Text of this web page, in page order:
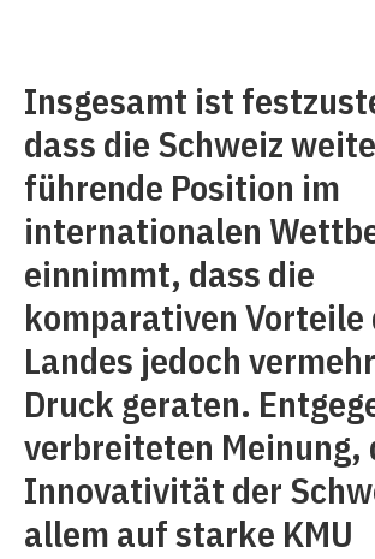
Insgesamt ist
dass die Schweiz
führende Position im
internationalen
einnimmt, dass die
komparativen Vorteile
Landes jedoch
Druck geraten.
verbreiteten Meinung,
Innovativität der
allem auf starke KMU